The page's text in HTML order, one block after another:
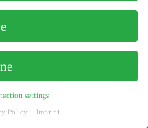
settings
Policy Imprint